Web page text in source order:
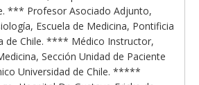
*** Profesor Asociado Adjunto,
Escuela de Medicina, Pontificia
de Chile. **** Médico Instructor,
Sección Unidad de Paciente
Universidad de Chile. *****